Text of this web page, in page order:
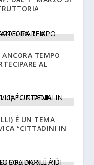
ANCORA TEMPO
AL
É UN TEMA
“CITTADINI IN